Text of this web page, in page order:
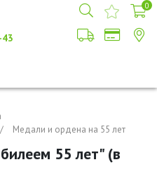
0
Медали и ордена на 55 лет
55 лет" (в